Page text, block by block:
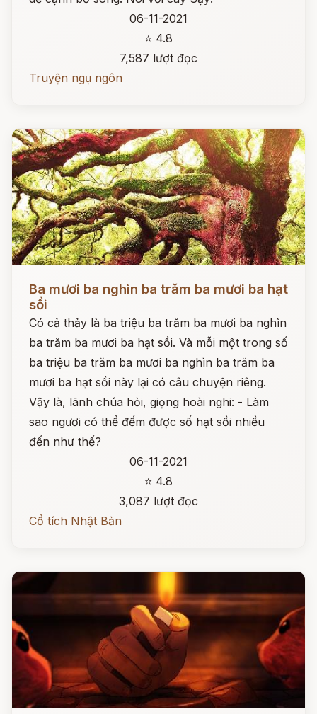
06-11-2021
⭐ 4.8
7,587 lượt đọc
Truyện ngụ ngôn
Ba mươi ba nghìn ba trăm ba mươi ba hạt
sồi
Có cả thảy là ba triệu ba trăm ba mươi ba nghìn
ba trăm ba mươi ba hạt sồi. Và mỗi một trong số
ba triệu ba trăm ba mươi ba nghìn ba trăm ba
mươi ba hạt sồi này lại có câu chuyện riêng.
Vậy là, lãnh chúa hỏi, giọng hoài nghi: - Làm
sao ngươi có thể đếm được số hạt sồi nhiều
đến như thế?
06-11-2021
⭐ 4.8
3,087 lượt đọc
Cổ tích Nhật Bản